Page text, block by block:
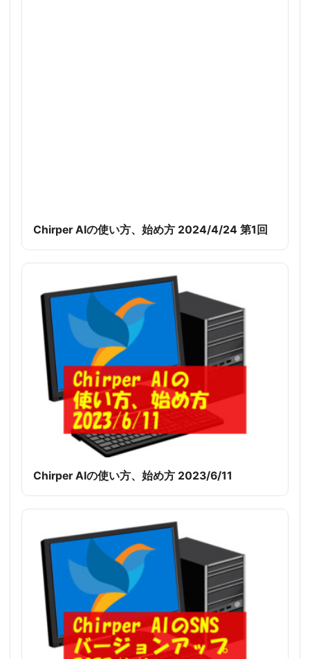
Chirper AIの使い方、始め方 2024/4/24 第1回
Chirper AIの使い方、始め方 2023/6/11